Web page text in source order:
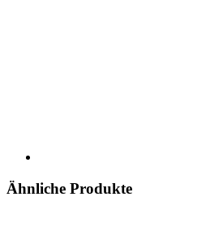
Ähnliche Produkte